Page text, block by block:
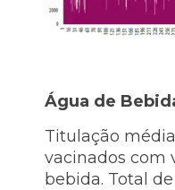
Água de
Titulação
vacinados com
bebida. Total